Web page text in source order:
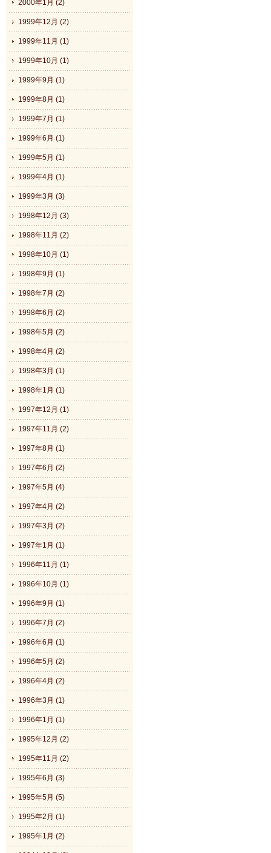
2000年1月 (2)
1999年12月 (2)
1999年11月 (1)
1999年10月 (1)
1999年9月 (1)
1999年8月 (1)
1999年7月 (1)
1999年6月 (1)
1999年5月 (1)
1999年4月 (1)
1999年3月 (3)
1998年12月 (3)
1998年11月 (2)
1998年10月 (1)
1998年9月 (1)
1998年7月 (2)
1998年6月 (2)
1998年5月 (2)
1998年4月 (2)
1998年3月 (1)
1998年1月 (1)
1997年12月 (1)
1997年11月 (2)
1997年8月 (1)
1997年6月 (2)
1997年5月 (4)
1997年4月 (2)
1997年3月 (2)
1997年1月 (1)
1996年11月 (1)
1996年10月 (1)
1996年9月 (1)
1996年7月 (2)
1996年6月 (1)
1996年5月 (2)
1996年4月 (2)
1996年3月 (1)
1996年1月 (1)
1995年12月 (2)
1995年11月 (2)
1995年6月 (3)
1995年5月 (5)
1995年2月 (1)
1995年1月 (2)